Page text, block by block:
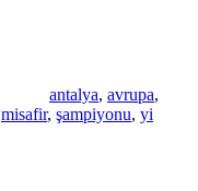
antalya, avrupa,
misafir, şampiyonu, yi